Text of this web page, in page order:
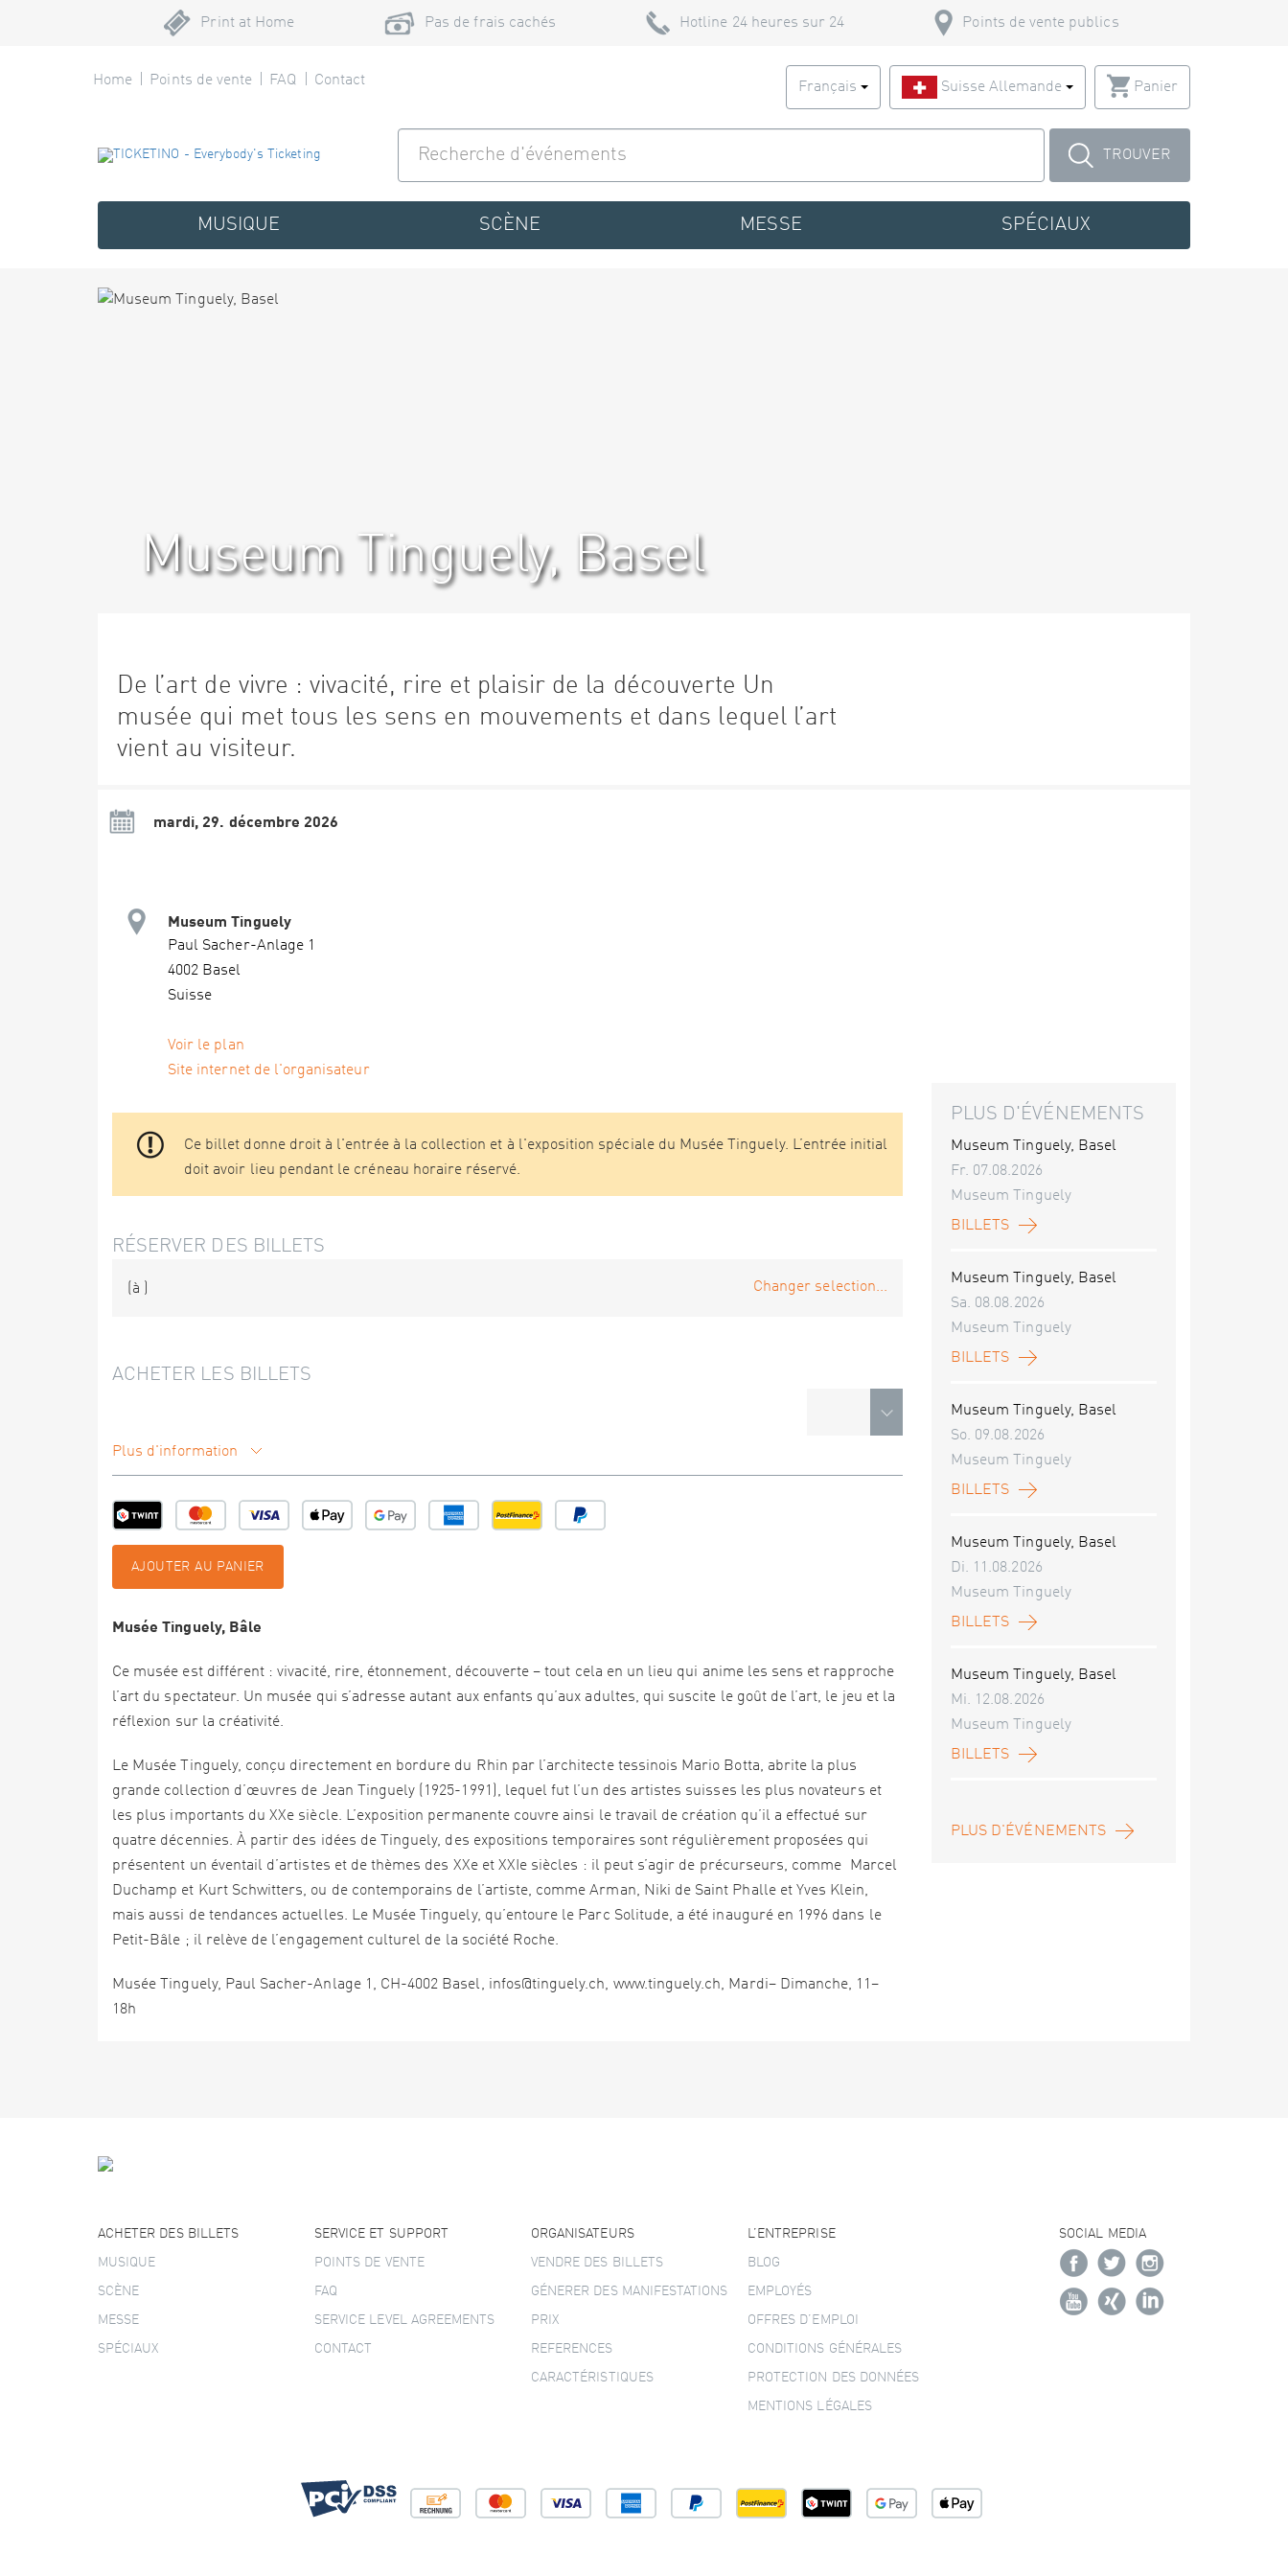
Print at Home Pas de frais cachés Hotline 24 heures sur 24 Points de vente publics
Home Points de vente FAQ Contact Français Suisse Allemande Panier
TROUVER
MUSIQUE SCÈNE MESSE SPÉCIAUX
Museum Tinguely, Basel
De l’art de vivre : vivacité, rire et plaisir de la découverte Un
musée qui met tous les sens en mouvements et dans lequel l’art
vient au visiteur.
mardi, 29. décembre 2026
Museum Tinguely
Paul Sacher-Anlage 1
4002 Basel
Suisse
Voir le plan
Site internet de l'organisateur
Ce billet donne droit à l'entrée à la collection et à l'exposition spéciale du Musée Tinguely. L’entrée initial
doit avoir lieu pendant le créneau horaire réservé.
RÉSERVER DES BILLETS
(à Changer selection...
ACHETER LES BILLETS
Plus d'information
AJOUTER AU PANIER
Musée Tinguely, Bâle
Ce musée est différent : vivacité, rire, étonnement, découverte – tout cela en un lieu qui anime les sens et rapproche
l’art du spectateur. Un musée qui s’adresse autant aux enfants qu’aux adultes, qui suscite le goût de l’art, le jeu et la
réflexion sur la créativité.
Le Musée Tinguely, conçu directement en bordure du Rhin par l’architecte tessinois Mario Botta, abrite la plus
grande collection d’œuvres de Jean Tinguely (1925-1991), lequel fut l’un des artistes suisses les plus novateurs et
les plus importants du XXe siècle. L’exposition permanente couvre ainsi le travail de création qu’il a effectué sur
quatre décennies. À partir des idées de Tinguely, des expositions temporaires sont régulièrement proposées qui
présentent un éventail d’artistes et de thèmes des XXe et XXIe siècles : il peut s’agir de précurseurs, comme Marcel
Duchamp et Kurt Schwitters, ou de contemporains de l’artiste, comme Arman, Niki de Saint Phalle et Yves Klein,
mais aussi de tendances actuelles. Le Musée Tinguely, qu’entoure le Parc Solitude, a été inauguré en 1996 dans le
Petit-Bâle ; il relève de l’engagement culturel de la société Roche.
Musée Tinguely, Paul Sacher-Anlage 1, CH-4002 Basel, infos@tinguely.ch, www.tinguely.ch, Mardi– Dimanche, 11–
18h
PLUS D'ÉVÉNEMENTS
Museum Tinguely, Basel
Fr. 07.08.2026
Museum Tinguely
BILLETS
Museum Tinguely, Basel
Sa. 08.08.2026
Museum Tinguely
BILLETS
Museum Tinguely, Basel
So. 09.08.2026
Museum Tinguely
BILLETS
Museum Tinguely, Basel
Di. 11.08.2026
Museum Tinguely
BILLETS
Museum Tinguely, Basel
Mi. 12.08.2026
Museum Tinguely
BILLETS
PLUS D'ÉVÉNEMENTS
ACHETER DES BILLETS
MUSIQUE
SCÈNE
MESSE
SPÉCIAUX
SERVICE ET SUPPORT
POINTS DE VENTE
FAQ
SERVICE LEVEL AGREEMENTS
CONTACT
ORGANISATEURS
VENDRE DES BILLETS
GÉNERER DES MANIFESTATIONS
PRIX
REFERENCES
CARACTÉRISTIQUES
L’ENTREPRISE
BLOG
EMPLOYÉS
OFFRES D’EMPLOI
CONDITIONS GÉNÉRALES
PROTECTION DES DONNÉES
MENTIONS LÉGALES
SOCIAL MEDIA